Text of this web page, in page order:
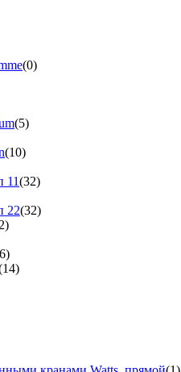
(0)
(5)
(10)
11(32)
22(32)